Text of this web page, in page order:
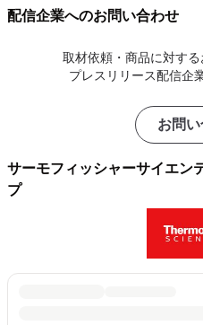
配信企業へのお問い合わせ
取材依頼・商品に対する
プレスリリース配信企
お問
サーモフィッシャーサイエン
プ